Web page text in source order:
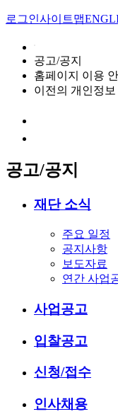
로그인사이트맵
공고/공지
홈페이지 이용
이전의 개인정보
공고/공지
재단 소식
주요 일정
공지사항
보도자료
연간 사업
사업공고
입찰공고
신청/접수
인사채용